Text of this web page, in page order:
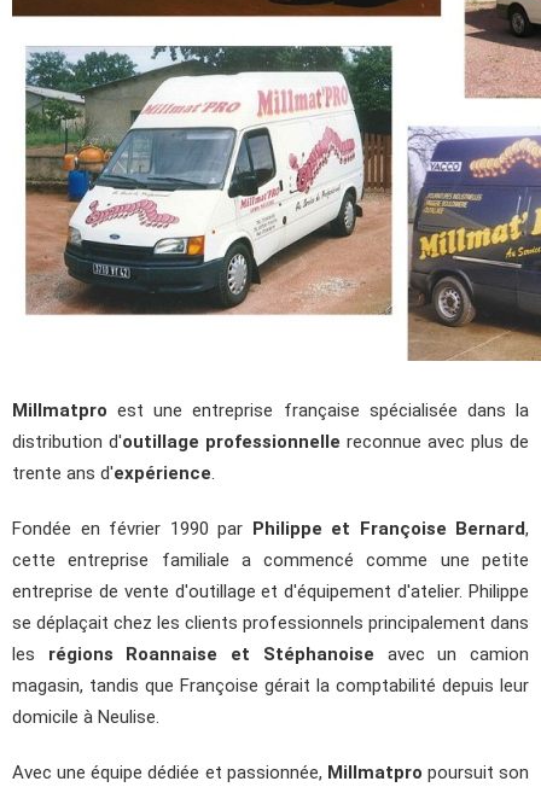
Millmatpro est une entreprise française spécialisée dans la
distribution d'outillage professionnelle reconnue avec plus de
trente ans d'expérience.
Fondée en février 1990 par Philippe et Françoise Bernard,
cette entreprise familiale a commencé comme une petite
entreprise de vente d'outillage et d'équipement d'atelier. Philippe
se déplaçait chez les clients professionnels principalement dans
les régions Roannaise et Stéphanoise avec un camion
magasin, tandis que Françoise gérait la comptabilité depuis leur
domicile à Neulise.
Avec une équipe dédiée et passionnée, Millmatpro poursuit son